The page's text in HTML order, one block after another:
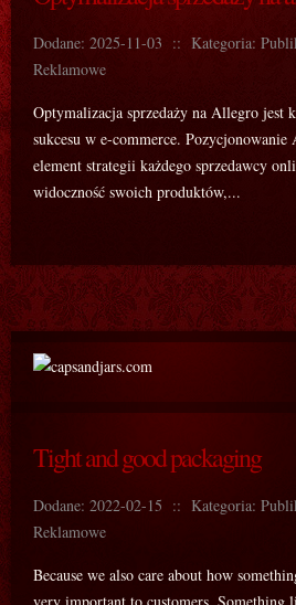
Dodane: 2025-11-03 :: Kategoria:
Reklamowe
Optymalizacja sprzedaży na Allegro jest
sukcesu w e-commerce.
element strategii każdego sprzedawcy
widoczność swoich produktów,...
Tight and good packaging
Dodane: 2022-02-15 :: Kategoria:
Reklamowe
Because we also care about how